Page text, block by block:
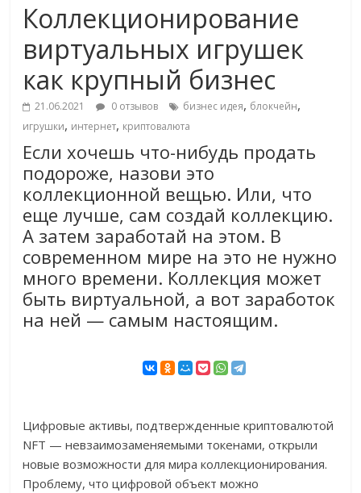
Коллекционирование
виртуальных игрушек
как крупный бизнес
21.06.2021 0 отзывов бизнес идея, блокчейн,
игрушки, интернет, криптовалюта
Если хочешь что-нибудь продать
подороже, назови это
коллекционной вещью. Или, что
еще лучше, сам создай коллекцию.
А затем заработай на этом. В
современном мире на это не нужно
много времени. Коллекция может
быть виртуальной, а вот заработок
на ней — самым настоящим.
Цифровые активы, подтвержденные криптовалютой
NFT — невзаимозаменяемыми токенами, открыли
новые возможности для мира коллекционирования.
Проблему, что цифровой объект можно